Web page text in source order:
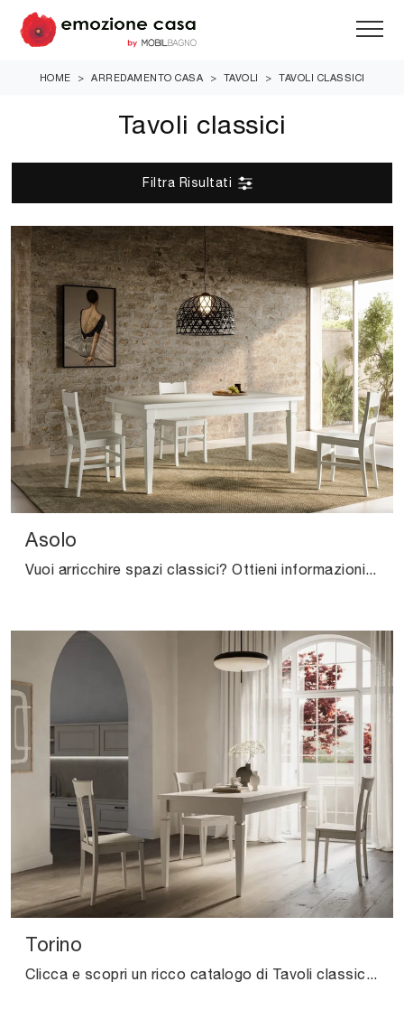
HOME > ARREDAMENTO CASA > TAVOLI > TAVOLI CLASSICI
Tavoli classici
Filtra Risultati
Asolo
Vuoi arricchire spazi classici? Ottieni informazioni sui tavoli classici allungabili: il modello da cucina Asolo ti sta aspettando.
Torino
Clicca e scopri un ricco catalogo di Tavoli classici fissi da cucina! Il modello Torino di Arredo3 ti sta aspettando.